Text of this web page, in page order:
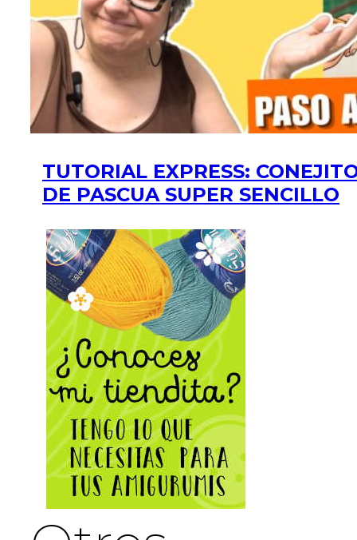
TUTORIAL EXPRESS:
DE PASCUA SUPER SENCILLO